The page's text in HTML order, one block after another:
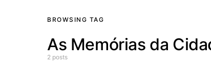
BROWSING TAG
As Memórias da
2 posts